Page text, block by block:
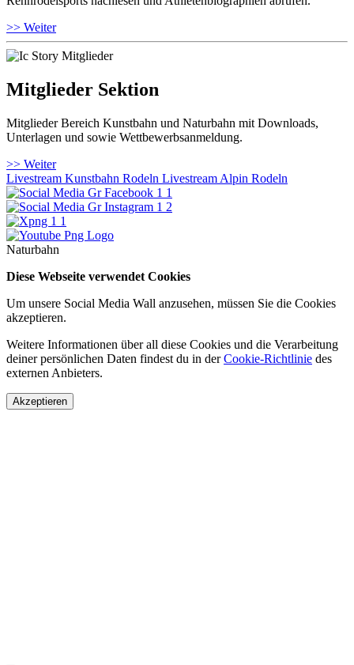
>> Weiter
Mitglieder Sektion
Mitglieder Bereich Kunstbahn und Naturbahn mit Downloads,
Unterlagen und sowie Wettbewerbsanmeldung.
>> Weiter
Livestream Kunstbahn Rodeln Livestream Alpin Rodeln
Naturbahn
Diese Webseite verwendet Cookies
Um unsere Social Media Wall anzusehen, müssen Sie die Cookies
akzeptieren.
Weitere Informationen über all diese Cookies und die Verarbeitung
deiner persönlichen Daten findest du in derCookie-Richtlinie des
externen Anbieters.
Akzeptieren